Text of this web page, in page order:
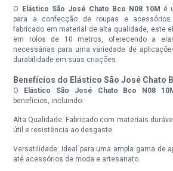
O Elástico São José Chato Bco N08 10M é
para a confecção de roupas e
fabricado em material de alta qualidade, este
em rolos de 10 metros, oferecendo a
necessárias para uma variedade de
durabilidade em suas criações.
Benefícios do Elástico São José Chato
O Elástico São José Chato Bco N08
benefícios, incluindo:
Alta Qualidade: Fabricado com materiais
útil e resistência ao desgaste.
Versatilidade: Ideal para uma ampla gama de
até acessórios de moda e artesanato.